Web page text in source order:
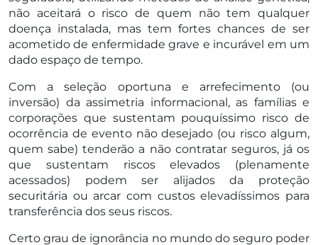
não aceitará o risco de quem não tem qualquer
doença instalada, mas tem fortes chances de ser
acometido de enfermidade grave e incurável em um
dado espaço de tempo.
Com a seleção oportuna e arrefecimento (ou
inversão) da assimetria informacional, as famílias e
corporações que sustentam pouquíssimo risco de
ocorrência de evento não desejado (ou risco algum,
quem sabe) tenderão a não contratar seguros, já os
que sustentam riscos elevados (plenamente
acessados) podem ser alijados da proteção
securitária ou arcar com custos elevadíssimos para
transferência dos seus riscos.
Certo grau de ignorância no mundo do seguro poder